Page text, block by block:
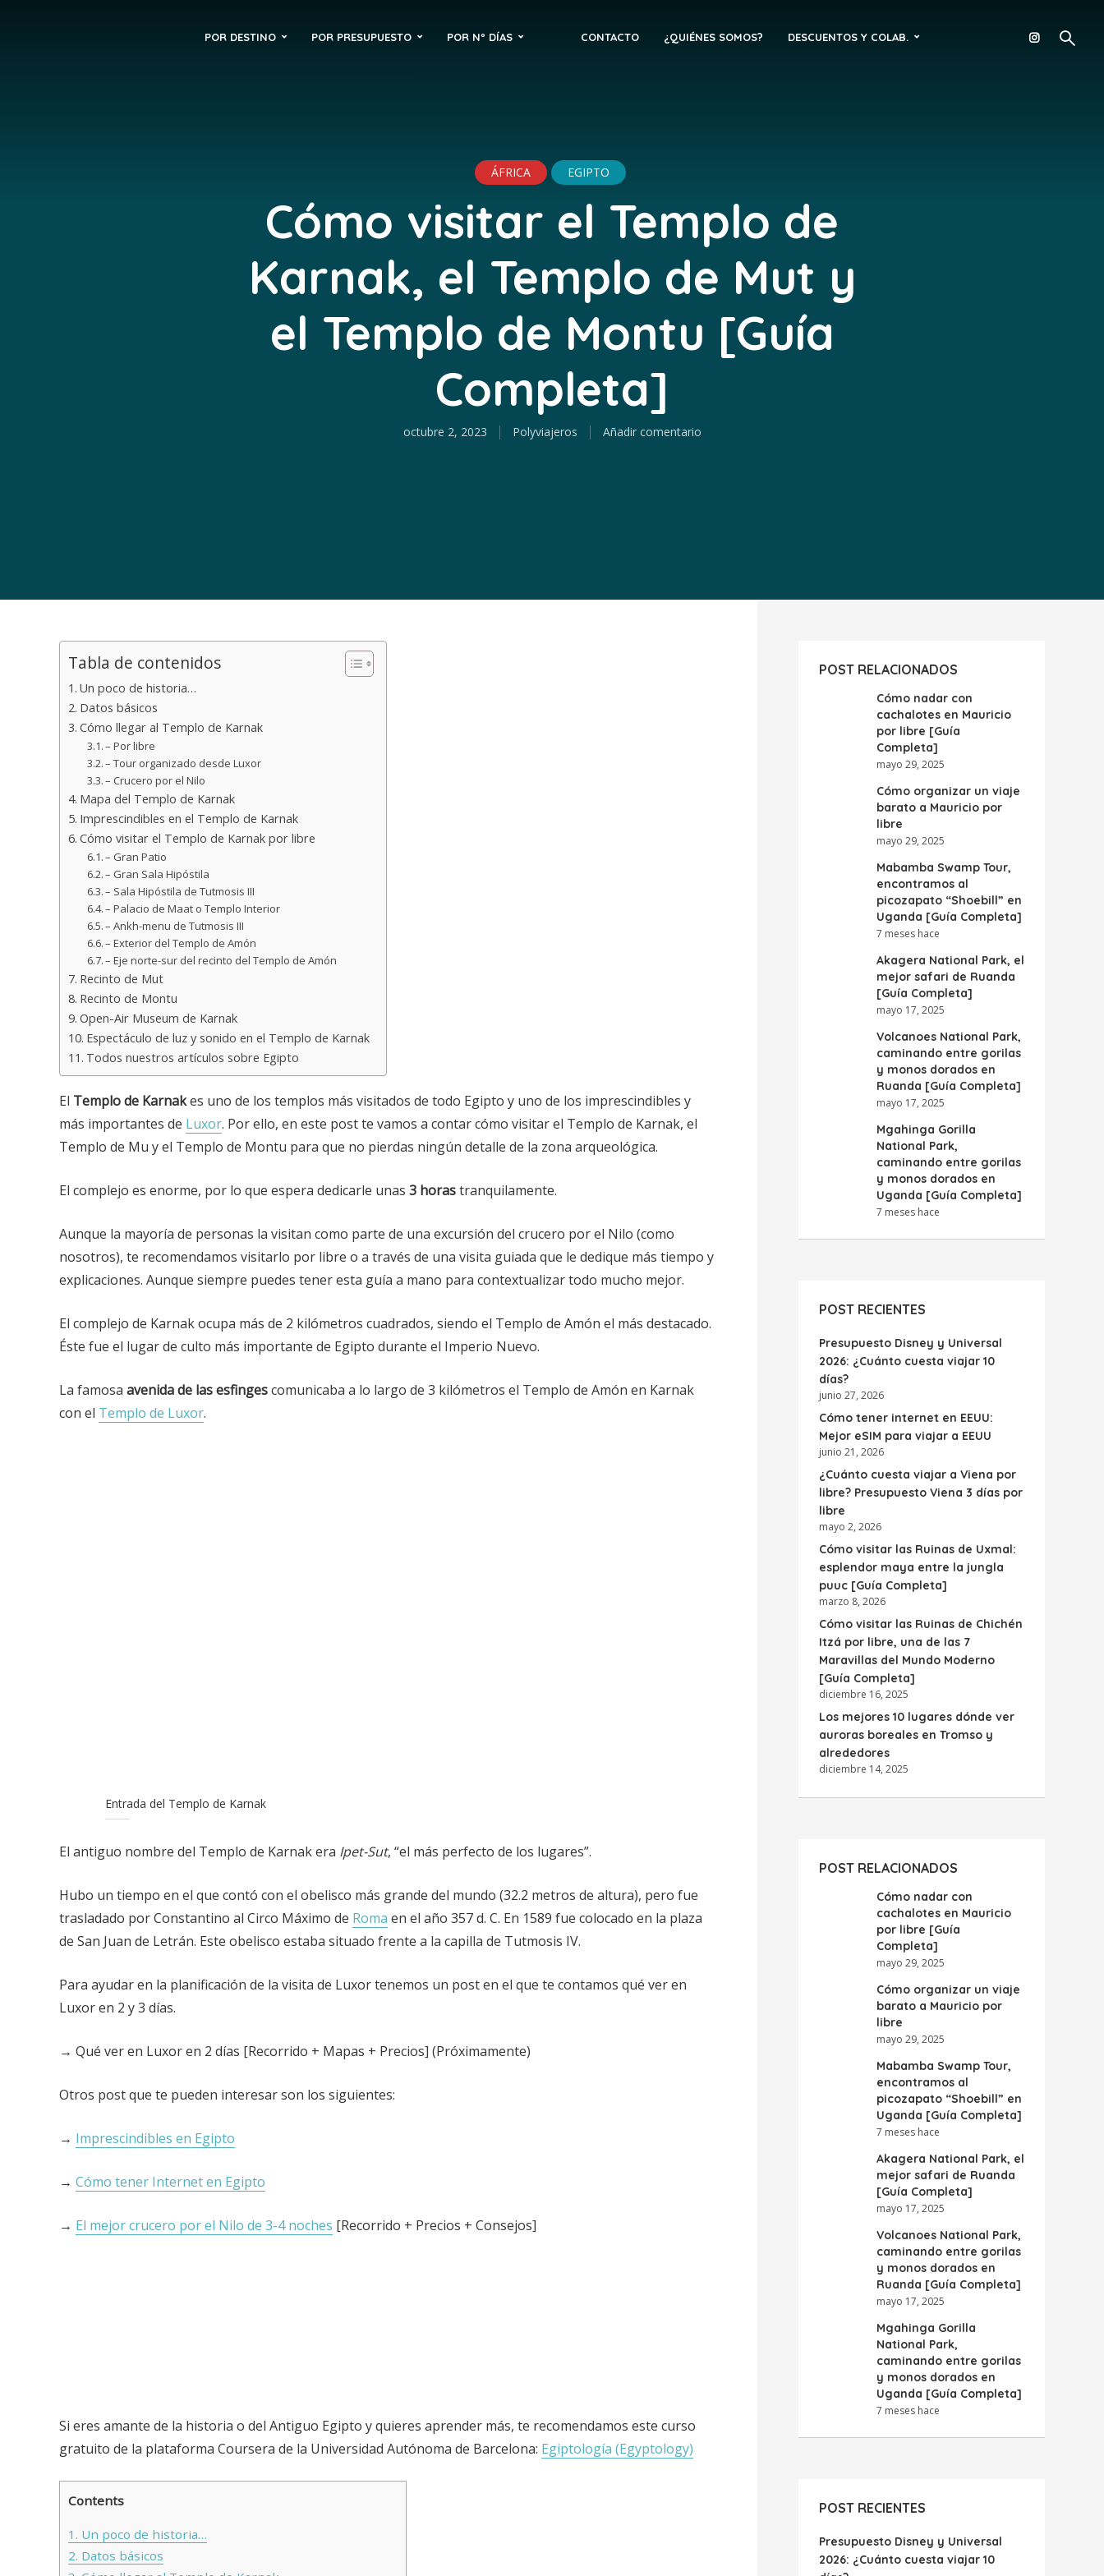
POR DESTINO POR PRESUPUESTO POR Nº DÍAS CONTACTO ¿QUIÉNES SOMOS? DESCUENTOS Y COLAB.
ÁFRICA EGIPTO
Cómo visitar el Templo de
Karnak, el Templo de Mut y
el Templo de Montu [Guía
Completa]
octubre 2, 2023 Polyviajeros Añadir comentario
Tabla de contenidos
Un poco de historia…
Datos básicos
Cómo llegar al Templo de Karnak
– Por libre
– Tour organizado desde Luxor
– Crucero por el Nilo
Mapa del Templo de Karnak
Imprescindibles en el Templo de Karnak
Cómo visitar el Templo de Karnak por libre
– Gran Patio
– Gran Sala Hipóstila
– Sala Hipóstila de Tutmosis III
– Palacio de Maat o Templo Interior
– Ankh-menu de Tutmosis III
– Exterior del Templo de Amón
– Eje norte-sur del recinto del Templo de Amón
Recinto de Mut
Recinto de Montu
Open-Air Museum de Karnak
Espectáculo de luz y sonido en el Templo de Karnak
Todos nuestros artículos sobre Egipto
El Templo de Karnakes uno de los templos más visitados de todo Egipto y uno de los imprescindibles y
más importantes de Luxor. Por ello, en este post te vamos a contar cómo visitar el Templo de Karnak, el
Templo de Mu y el Templo de Montu para que no pierdas ningún detalle de la zona arqueológica.
El complejo es enorme, por lo que espera dedicarle unas 3 horastranquilamente.
Aunque la mayoría de personas la visitan como parte de una excursión del crucero por el Nilo (como
nosotros), te recomendamos visitarlo por libre o a través de una visita guiada que le dedique más tiempo y
explicaciones. Aunque siempre puedes tener esta guía a mano para contextualizar todo mucho mejor.
El complejo de Karnak ocupa más de 2 kilómetros cuadrados, siendo el Templo de Amón el más destacado.
Éste fue el lugar de culto más importante de Egipto durante el Imperio Nuevo.
La famosa avenida de las esfingescomunicaba a lo largo de 3 kilómetros el Templo de Amón en Karnak
con el Templo de Luxor.
Entrada del Templo de Karnak
El antiguo nombre del Templo de Karnak era Ipet-Sut, “el más perfecto de los lugares”.
Hubo un tiempo en el que contó con el obelisco más grande del mundo (32.2 metros de altura), pero fue
trasladado por Constantino al Circo Máximo de Roma en el año 357 d. C. En 1589 fue colocado en la plaza
de San Juan de Letrán. Este obelisco estaba situado frente a la capilla de Tutmosis IV.
Para ayudar en la planificación de la visita de Luxor tenemos un post en el que te contamos qué ver en
Luxor en 2 y 3 días.
→ Qué ver en Luxor en 2 días [Recorrido + Mapas + Precios] (Próximamente)
Otros post que te pueden interesar son los siguientes:
→ Imprescindibles en Egipto
→ Cómo tener Internet en Egipto
→ El mejor crucero por el Nilo de 3-4 noches [Recorrido + Precios + Consejos]
Si eres amante de la historia o del Antiguo Egipto y quieres aprender más, te recomendamos este curso
gratuito de la plataforma Coursera de la Universidad Autónoma de Barcelona: Egiptología (Egyptology)
Contents
1. Un poco de historia…
2. Datos básicos
POST RELACIONADOS
Cómo nadar con
cachalotes en Mauricio
por libre [Guía
Completa]
mayo 29, 2025
Cómo organizar un viaje
barato a Mauricio por
libre
mayo 29, 2025
Mabamba Swamp Tour,
encontramos al
picozapato “Shoebill” en
Uganda [Guía Completa]
7 meses hace
Akagera National Park, el
mejor safari de Ruanda
[Guía Completa]
mayo 17, 2025
Volcanoes National Park,
caminando entre gorilas
y monos dorados en
Ruanda [Guía Completa]
mayo 17, 2025
Mgahinga Gorilla
National Park,
caminando entre gorilas
y monos dorados en
Uganda [Guía Completa]
7 meses hace
POST RECIENTES
Presupuesto Disney y Universal
2026: ¿Cuánto cuesta viajar 10
días?
junio 27, 2026
Cómo tener internet en EEUU:
Mejor eSIM para viajar a EEUU
junio 21, 2026
¿Cuánto cuesta viajar a Viena por
libre? Presupuesto Viena 3 días por
libre
mayo 2, 2026
Cómo visitar las Ruinas de Uxmal:
esplendor maya entre la jungla
puuc [Guía Completa]
marzo 8, 2026
Cómo visitar las Ruinas de Chichén
Itzá por libre, una de las 7
Maravillas del Mundo Moderno
[Guía Completa]
diciembre 16, 2025
Los mejores 10 lugares dónde ver
auroras boreales en Tromso y
alrededores
diciembre 14, 2025
POST RELACIONADOS
Cómo nadar con
cachalotes en Mauricio
por libre [Guía
Completa]
mayo 29, 2025
Cómo organizar un viaje
barato a Mauricio por
libre
mayo 29, 2025
Mabamba Swamp Tour,
encontramos al
picozapato “Shoebill” en
Uganda [Guía Completa]
7 meses hace
Akagera National Park, el
mejor safari de Ruanda
[Guía Completa]
mayo 17, 2025
Volcanoes National Park,
caminando entre gorilas
y monos dorados en
Ruanda [Guía Completa]
mayo 17, 2025
Mgahinga Gorilla
National Park,
caminando entre gorilas
y monos dorados en
Uganda [Guía Completa]
7 meses hace
POST RECIENTES
Presupuesto Disney y Universal
2026: ¿Cuánto cuesta viajar 10